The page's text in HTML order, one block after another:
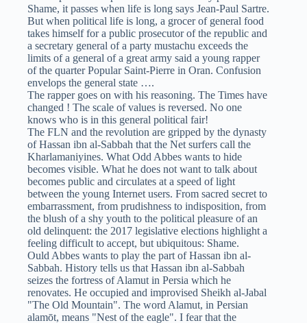
Shame, it passes when life is long says Jean-Paul Sartre.
But when political life is long, a grocer of general food
takes himself for a public prosecutor of the republic and
a secretary general of a party mustachu exceeds the
limits of a general of a great army said a young rapper
of the quarter Popular Saint-Pierre in Oran. Confusion
envelops the general state ….
The rapper goes on with his reasoning. The Times have
changed ! The scale of values is reversed. No one
knows who is in this general political fair!
The FLN and the revolution are gripped by the dynasty
of Hassan ibn al-Sabbah that the Net surfers call the
Kharlamaniyines. What Odd Abbes wants to hide
becomes visible. What he does not want to talk about
becomes public and circulates at a speed of light
between the young Internet users. From sacred secret to
embarrassment, from prudishness to indisposition, from
the blush of a shy youth to the political pleasure of an
old delinquent: the 2017 legislative elections highlight a
feeling difficult to accept, but ubiquitous: Shame.
Ould Abbes wants to play the part of Hassan ibn al-
Sabbah. History tells us that Hassan ibn al-Sabbah
seizes the fortress of Alamut in Persia which he
renovates. He occupied and improvised Sheikh al-Jabal
"The Old Mountain". The word Alamut, in Persian
alamōt, means "Nest of the eagle". I fear that the